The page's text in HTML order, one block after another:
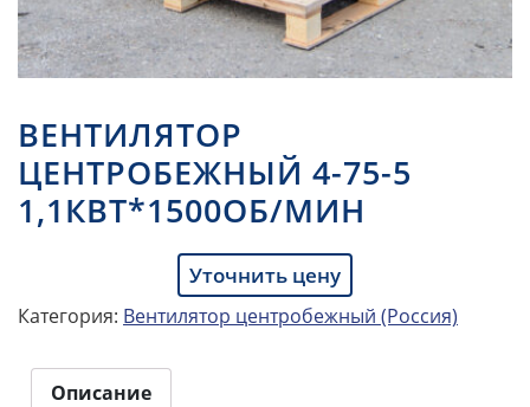
ВЕНТИЛЯТОР
ЦЕНТРОБЕЖНЫЙ 4-75-5
1,1КВТ*1500ОБ/МИН
Уточнить цену
Категория: Вентилятор центробежный (Россия)
Описание